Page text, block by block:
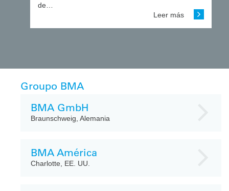
de…
Leer más
Groupo BMA
BMA GmbH
Braunschweig, Alemania
BMA América
Charlotte, EE. UU.